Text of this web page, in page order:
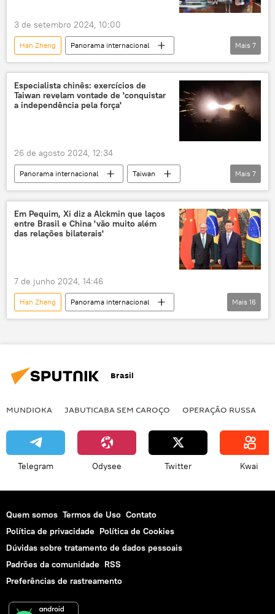
3 de setembro 2024, 10:00
Han Zheng
Panorama internacional
Rússia
Vladimir Putin
Anwar Ibrahim
Vladivostok
Malásia
Federação da Rússia
Mais 7
Especialista chinês: exercícios de
Taiwan revelam vontade de 'conquistar
a independência pela força'
26 de agosto 2024, 12:34
Panorama internacional
Taiwan
China
Sputnik
Forças Armadas
Ásia
Ásia e Oceania
Ásia-Pacífico
Uma Só China
Mais 7
Em Pequim, Xi diz a Alckmin que laços
entre Brasil e China 'vão muito além
das relações bilaterais'
7 de junho 2024, 14:46
Han Zheng
Panorama internacional
Ásia e Oceania
Economia
Brasil
Pequim
governança
relações bilaterais
cooperação bilateral
empresários
acordos bilaterais
Mais 16
Brasil
MUNDIOKA JABUTICABA SEM CAROÇO OPERAÇÃO RUSSA
Telegram Odysee Twitter Kwai
Quem somos Termos de Uso Contato
Política de privacidade Política de Cookies
Dúvidas sobre tratamento de dados pessoais
Padrões da comunidade RSS
Preferências de rastreamento